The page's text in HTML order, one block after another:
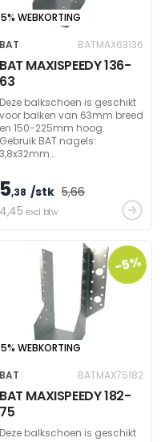
5% WEBKORTING
BAT
BATMAX63136
BAT MAXISPEEDY 136-
63
Deze balkschoen is geschikt
voor balken van 63mm breed
en 150-225mm hoog.
Gebruik BAT nagels:
3,8x32mm
(draagbalk) om
draagvermogen te bereiken.
5,38 /stk 5,66
4,45 excl btw
-5%
5% WEBKORTING
BAT
BATMAX75182
BAT MAXISPEEDY 182-
75
Deze balkschoen is geschikt